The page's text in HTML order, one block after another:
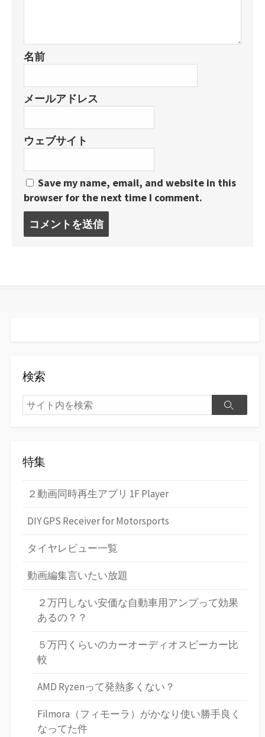
名前
メールアドレス
ウェブサイト
Save my name, email, and website in this
browser for the next time I comment.
メ
検索
検
索
検
特集
２動画同時再生アプリ 1F Player
DIY GPS Receiver for Motorsports
タイヤレビュー一覧
動画編集言いたい放題
２万円しない安価な自動車用アンプって効果
あるの？？
５万円くらいのカーオーディオスピーカー比
較
AMD Ryzenって発熱多くない？
Filmora（フィモーラ）がかなり使い勝手良く
なってた件